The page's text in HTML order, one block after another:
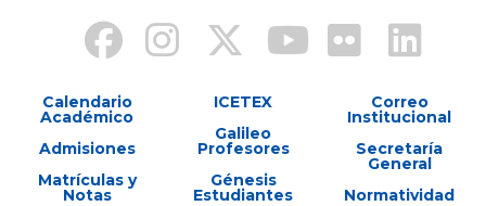
Calendario
Académico
Admisiones
Matrículas y
Notas
ICETEX
Galileo
Profesores
Génesis
Estudiantes
Correo
Institucional
Secretaría
General
Normatividad